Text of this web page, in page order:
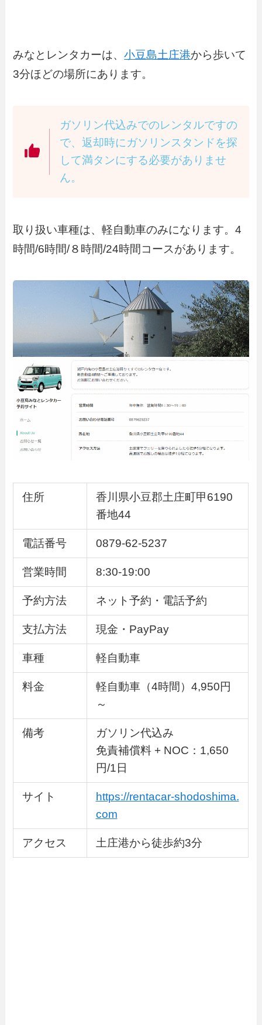
みなとレンタカーは、小豆島土庄港から歩いて
3分ほどの場所にあります。
ガソリン代込みでのレンタルですの
で、返却時にガソリンスタンドを探
して満タンにする必要がありませ
ん。
取り扱い車種は、軽自動車のみになります。4
時間/6時間/８時間/24時間コースがあります。
住所
香川県小豆郡土庄町甲6190
番地44
電話番号 0879-62-5237
営業時間 8:30-19:00
予約方法 ネット予約・電話予約
支払方法 現金・PayPay
車種 軽自動車
料金
軽自動車（4時間）4,950円
～
備考
ガソリン代込み
免責補償料 + NOC：1,650
円/1日
サイト
https://rentacar-shodoshima.
com
アクセス 土庄港から徒歩約3分